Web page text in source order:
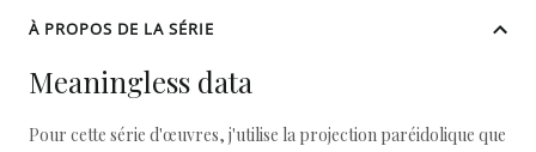
À PROPOS DE LA SÉRIE
Meaningless data
Pour cette série d'œuvres, j'utilise la projection paréidolique que